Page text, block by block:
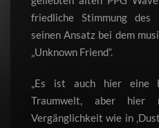
friedliche Stimmung des
seinen Ansatz bei dem
„Unknown Friend“.
„Es ist auch hier eine
Traumwelt, aber hier
Vergänglichkeit wie in